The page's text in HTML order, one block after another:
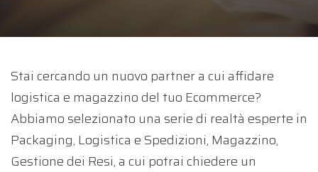
Stai cercando un nuovo partner a cui affidare
logistica e magazzino del tuo Ecommerce?
Abbiamo selezionato una serie di realtà esperte in
Packaging, Logistica e Spedizioni, Magazzino,
Gestione dei Resi, a cui potrai chiedere un